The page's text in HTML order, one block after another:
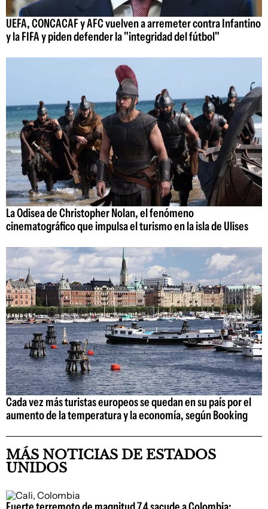
UEFA, CONCACAF y AFC vuelven a arremeter contra Infantino
y la FIFA y piden defender la "integridad del fútbol"
La Odisea de Christopher Nolan, el fenómeno
cinematográfico que impulsa el turismo en la isla de Ulises
Cada vez más turistas europeos se quedan en su país por el
aumento de la temperatura y la economía, según Booking
MÁS NOTICIAS DE ESTADOS
UNIDOS